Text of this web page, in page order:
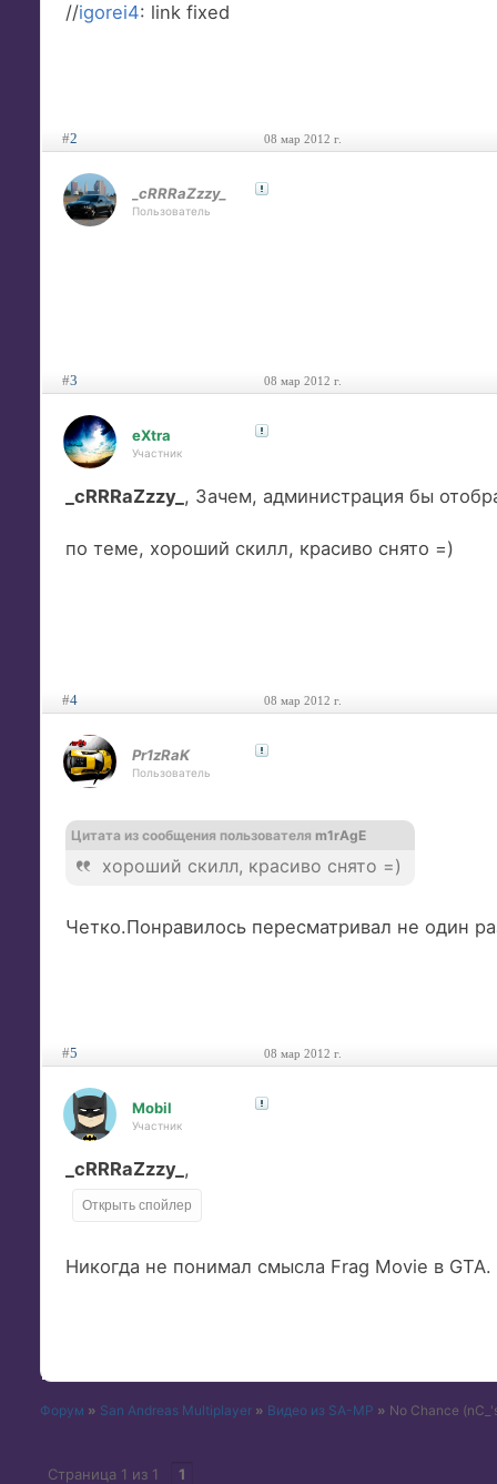
//igorei4: link fixed
#2 08 мар 2012 г.
_cRRRaZzzy_
Пользователь
#3 08 мар 2012 г.
eXtra
Участник
_cRRRaZzzy_ , Зачем, администрация бы
по теме, хороший скилл, красиво снято =)
#4 08 мар 2012 г.
Pr1zRaK
Пользователь
Цитата из сообщения пользователя m1rAgE
хороший скилл, красиво снято =)
Четко.Понравилось пересматривал не один
#5 08 мар 2012 г.
Mobil
Участник
_cRRRaZzzy_ ,
Никогда не понимал смысла Frag Movie в GTA.
Форум » San Andreas Multiplayer » Видео из SA-MP » No Chance
Страница 1 из 1 1